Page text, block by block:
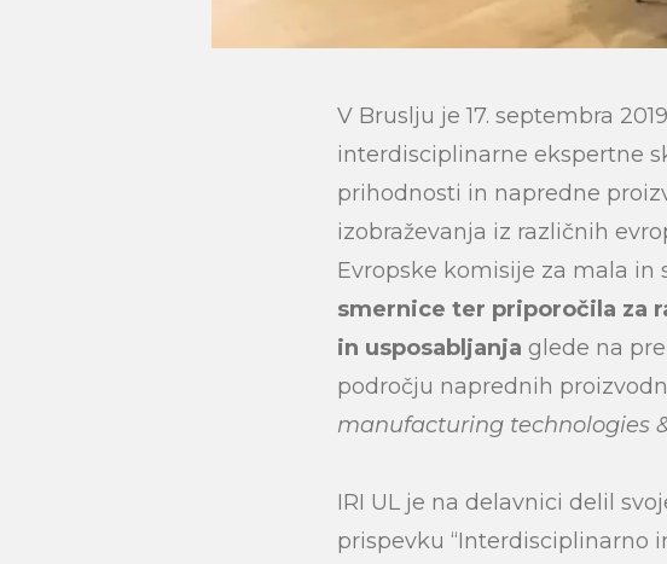
V Bruslju je 17. septembra
interdisciplinarne ekspertne
prihodnosti in napredne
izobraževanja iz različnih
Evropske komisije za mala in
smernice ter priporočila za
in usposabljanja glede na
področju naprednih
manufacturing technologies
IRI UL je na delavnici delil
prispevku “Interdisciplinarno